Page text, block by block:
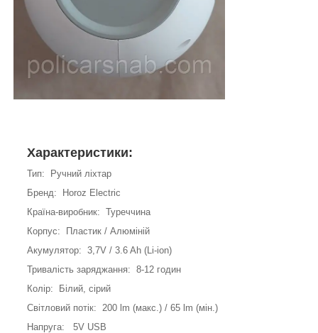
Характеристики:
Тип: Ручний ліхтар
Бренд: Horoz Electric
Країна-виробник: Туреччина
Корпус: Пластик / Алюміній
Акумулятор: 3,7V / 3.6 Ah (Li-ion)
Тривалість заряджання: 8-12 годин
Колір: Білий, сірий
Світловий потік: 200 lm (макс.) / 65 lm (мін.)
Напруга: 5V USB